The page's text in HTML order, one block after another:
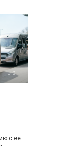
0
с её